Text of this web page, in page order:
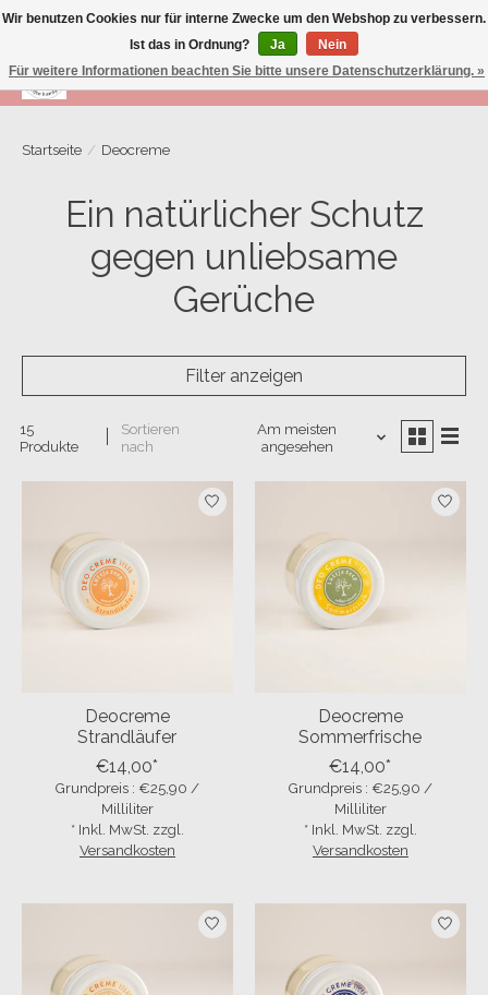
Wunschzettel
Ihr
Startseite / Deocreme
Ein natürlicher Schutz
gegen unliebsame
Gerüche
Filter anzeigen
15
Produkte
Sortieren
nach
Am meisten
angesehen
Deocreme
Strandläufer
€14,00*
Grundpreis : €25,90 /
Milliliter
* Inkl. MwSt. zzgl.
Versandkosten
Deocreme
Sommerfrische
€14,00*
Grundpreis : €25,90 /
Milliliter
* Inkl. MwSt. zzgl.
Versandkosten
Wir benutzen Cookies nur für interne Zwecke um den Webshop zu verbessern.
Ist das in Ordnung?
Ja
Nein
Für weitere Informationen beachten Sie bitte unsere Datenschutzerklärung. »